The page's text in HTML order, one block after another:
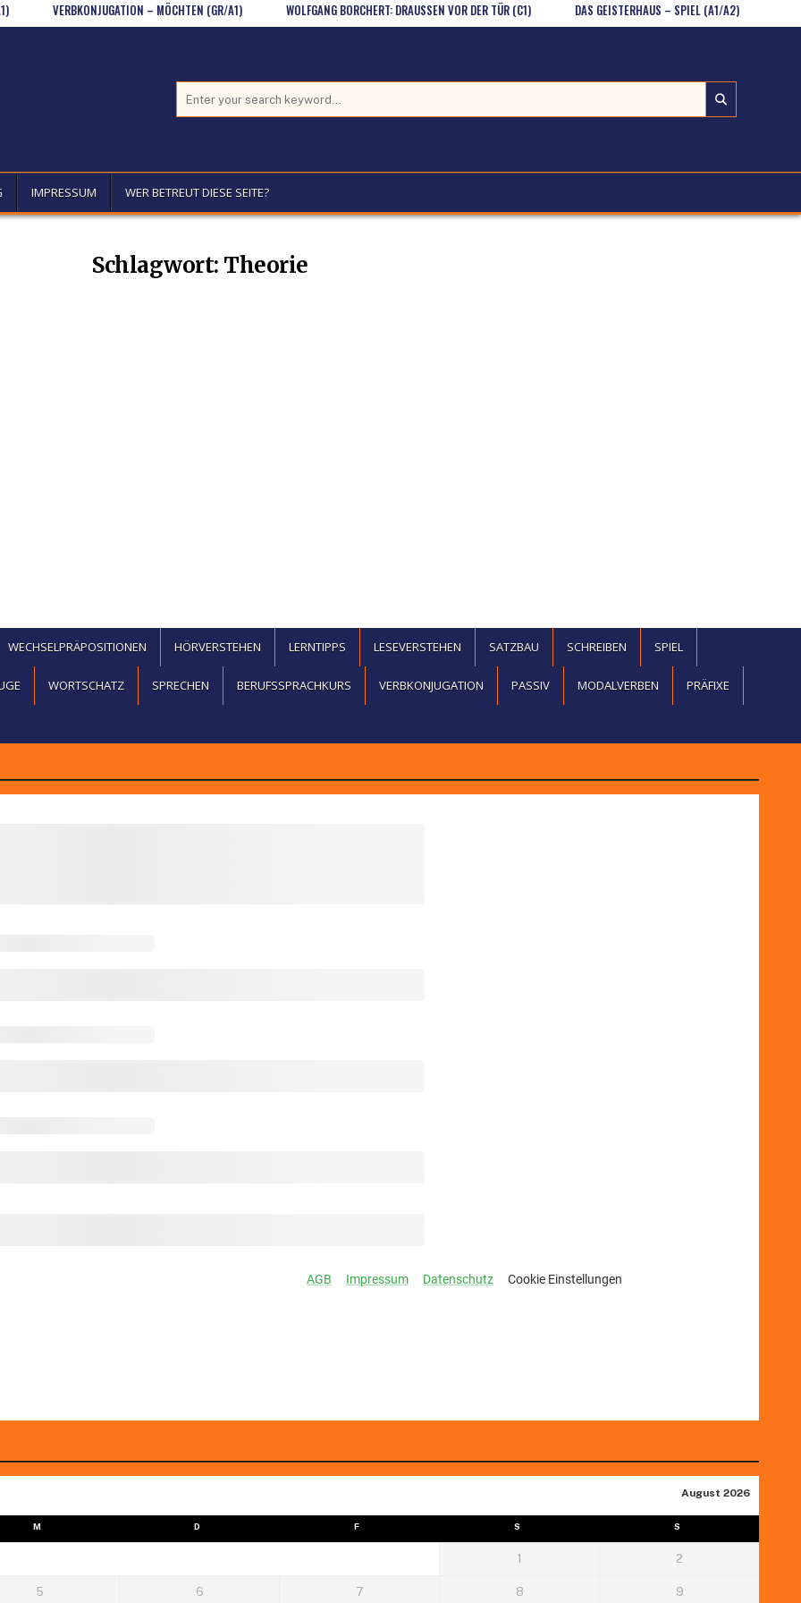
VERBKONJUGATION – MÖCHTEN (GR/A1) WOLFGANG BORCHERT: DRAUSSEN VOR DER TÜR (C1) DAS GEISTERHAUS – SPIEL (A1/A2)
IMPRESSUM WER BETREUT DIESE SEITE?
Schlagwort: Theorie
WECHSELPRÄPOSITIONEN HÖRVERSTEHEN LERNTIPPS LESEVERSTEHEN SATZBAU SCHREIBEN SPIEL
WORTSCHATZ SPRECHEN BERUFSSPRACHKURS VERBKONJUGATION PASSIV MODALVERBEN PRÄFIXE
August 2026
M D F S S
1 2
5 6 7 8 9